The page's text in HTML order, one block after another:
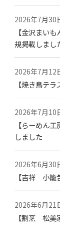
2026年7月30
【金沢まい
規掲載しまし
2026年7月12
【焼き鳥テ
2026年7月10
【らーめん
しました
2026年6月30
【吉祥 小
2026年6月21
【割烹 松